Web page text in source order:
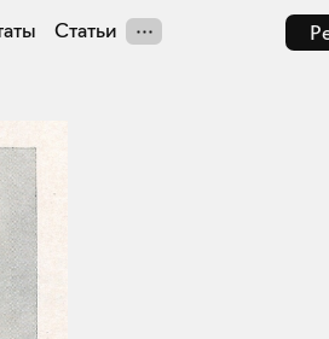
Статьи